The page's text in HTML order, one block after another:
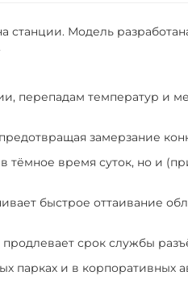
станции. Модель
перепадам температур и
замерзание
тёмное время суток, но и
быстрое оттаивание
срок службы
парках и в корпоративных